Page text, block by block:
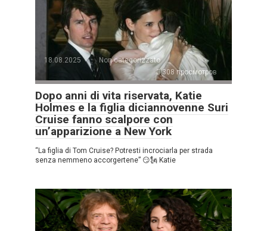
18.08.2025
Non categorizzato
308 просмотров
Dopo anni di vita riservata, Katie
Holmes e la figlia diciannovenne Suri
Cruise fanno scalpore con
un’apparizione a New York
“La figlia di Tom Cruise? Potresti incrociarla per strada
senza nemmeno accorgertene” 😏🗽 Katie